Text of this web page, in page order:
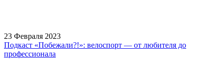
23 Февраля 2023
Подкаст «Побежали?!»: велоспорт — от любителя до
профессионала